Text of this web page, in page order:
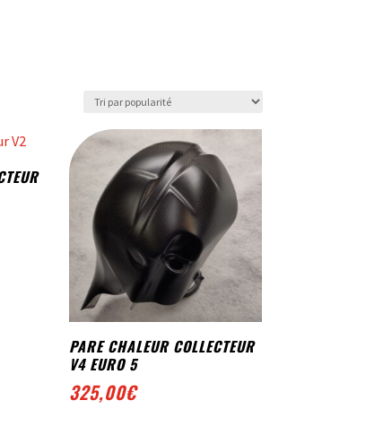
PARE CHALEUR COLLECTEUR
V4 EURO 5
325,00€